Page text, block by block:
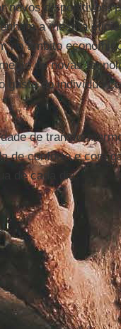
novos dispositivos,
a mesma
no âmbito
de novas
gasto do indivíduo
de
de conforto e com
de cada dia.